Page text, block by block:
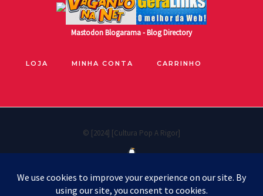
MastodonBlogarama - Blog Directory
LOJA MINHA CONTA CARRINHO
© [2024] [Cultura Pop A Rigor]
Cookie Policy